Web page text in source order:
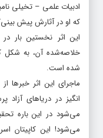
ادبیات علمی – تخیلی
که او در آثارش پیش
خلاصه‌شده آن، به شکل
شده است.
ماجرای این اثر
انگیز در دریاهای
می‌شود در این باره
می‌شود! این کاپیتان